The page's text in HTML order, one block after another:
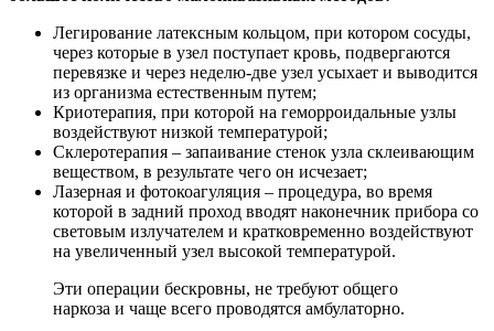
Легирование латексным кольцом, при котором сосуды,
через которые в узел поступает кровь, подвергаются
перевязке и через неделю-две узел усыхает и выводится
из организма естественным путем;
Криотерапия, при которой на геморроидальные узлы
воздействуют низкой температурой;
Склеротерапия – запаивание стенок узла склеивающим
веществом, в результате чего он исчезает;
Лазерная и фотокоагуляция – процедура, во время
которой в задний проход вводят наконечник прибора со
световым излучателем и кратковременно воздействуют
на увеличенный узел высокой температурой.
Эти операции бескровны, не требуют общего
наркоза и чаще всего проводятся амбулаторно.